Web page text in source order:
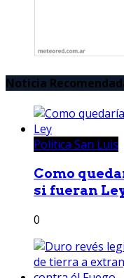
Noticia
Política San Luis
Como
si fueran
0